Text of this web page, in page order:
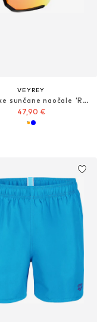
VEYREY
Sportske sunčane naočale 'Rogbut'
47,90 €